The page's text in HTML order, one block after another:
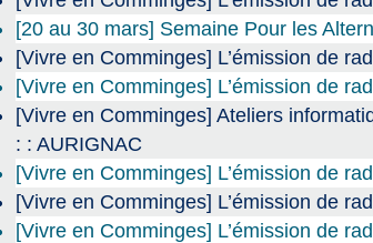
[20 au 30 mars] Semaine Pour les
[Vivre en Comminges] L’émission de
[Vivre en Comminges] L’émission de
[Vivre en Comminges] Ateliers
: : AURIGNAC
[Vivre en Comminges] L’émission de
[Vivre en Comminges] L’émission de
[Vivre en Comminges] L’émission de